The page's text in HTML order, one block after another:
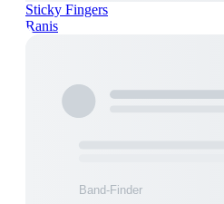
Sticky Fingers
Ranis